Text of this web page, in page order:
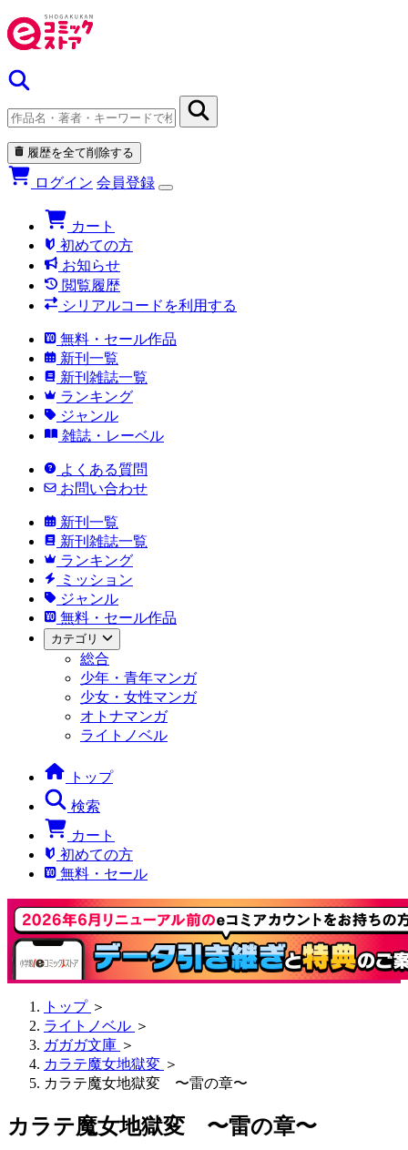
履歴を全て削除する
ログイン 会員登録
カート
初めての方
お知らせ
閲覧履歴
シリアルコードを利用する
無料・セール作品
新刊一覧
新刊雑誌一覧
ランキング
ジャンル
雑誌・レーベル
よくある質問
お問い合わせ
新刊一覧
新刊雑誌一覧
ランキング
ミッション
ジャンル
無料・セール作品
カテゴリ
総合
少年・青年マンガ
少女・女性マンガ
オトナマンガ
ライトノベル
トップ
検索
カート
初めての方
無料・セール
トップ ＞
ライトノベル ＞
ガガガ文庫 ＞
カラテ魔女地獄変 ＞
カラテ魔女地獄変 〜雷の章〜
カラテ魔女地獄変 〜雷の章〜